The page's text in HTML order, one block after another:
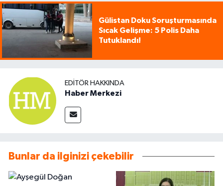
Gülistan Doku Soruşturmasında
Sıcak Gelişme: 5 Polis Daha
Tutuklandı!
EDITÖR HAKKINDA
Haber Merkezi
Bunlar da ilginizi çekebilir